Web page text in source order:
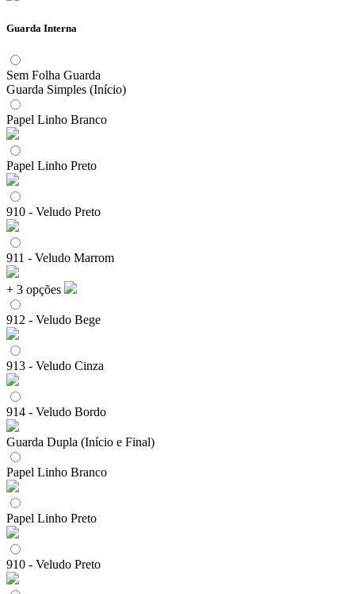
Guarda Interna
Sem Folha Guarda
Guarda Simples (Início)
Papel Linho Branco
Papel Linho Preto
910 - Veludo Preto
911 - Veludo Marrom
+ 3 opções
912 - Veludo Bege
913 - Veludo Cinza
914 - Veludo Bordo
Guarda Dupla (Início e Final)
Papel Linho Branco
Papel Linho Preto
910 - Veludo Preto